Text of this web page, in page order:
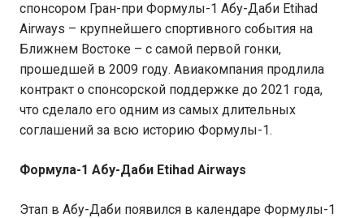
спонсором Гран-при Формулы-1 Абу-Даби Etihad
Airways – крупнейшего спортивного события на
Ближнем Востоке – с самой первой гонки,
прошедшей в 2009 году. Авиакомпания продлила
контракт о спонсорской поддержке до 2021 года,
что сделало его одним из самых длительных
соглашений за всю историю Формулы-1.
Формула-1 Абу-Даби Etihad Airways
Этап в Абу-Даби появился в календаре Формулы-1